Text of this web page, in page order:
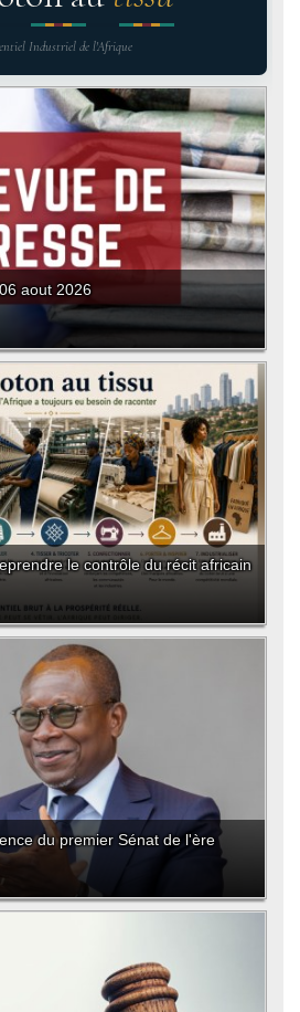
Industriel de l'Afrique
aout 2026
le contrôle du récit africain
du premier Sénat de l'ère